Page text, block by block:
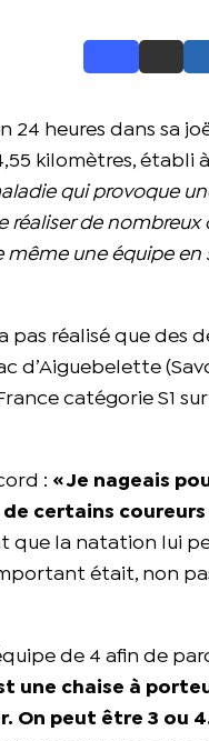
24 heures dans sa
kilomètres, établi
qui provoque
réaliser de nombreux
même une équipe en
pas réalisé que des
d’Aiguebelette
catégorie S1 sur
: « Je nageais
de certains
que la natation lui
était, non
de 4 afin de
une chaise à
On peut être 3 ou